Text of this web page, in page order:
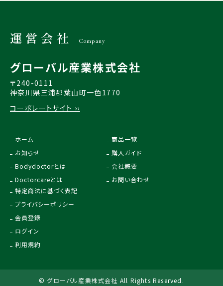
運営会社 Company
グローバル産業株式会社
〒240-0111
神奈川県三浦郡葉山町一色1770
コーポレートサイト ››
ホーム
お知らせ
Bodydoctorとは
Doctorcareとは
商品一覧
購入ガイド
会社概要
お問い合わせ
特定商法に基づく表記
プライバシーポリシー
会員登録
ログイン
利用規約
© グローバル産業株式会社 All Rights Reserved.